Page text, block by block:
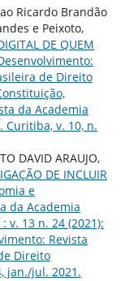
Ricardo Brandão
e Peixoto,
DE QUEM
de Direito
da Academia
v. 10, n.
DAVID ARAUJO,
DE INCLUIR
e
da Academia
v. 13 n. 24 (2021):
Revista
Direito
jan./jul. 2021.